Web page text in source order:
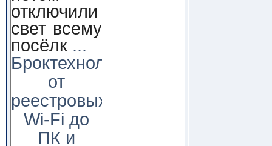
отключили
свет всему
посёлк ...
Броктехнолоджи:
от
реестровых
Wi-Fi до
ПК и